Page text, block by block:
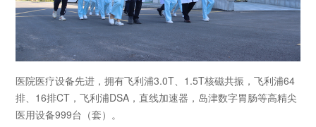
医院医疗设备先进，拥有飞利浦3.0T、1.5T核磁共振，飞利浦64
排、16排CT，飞利浦DSA，直线加速器，岛津数字胃肠等高精尖
医用设备999台（套）。